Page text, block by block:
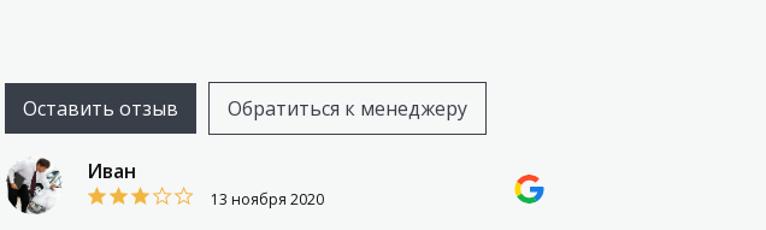
Оставить отзыв Обратиться к менеджеру
Иван
13 ноября 2020